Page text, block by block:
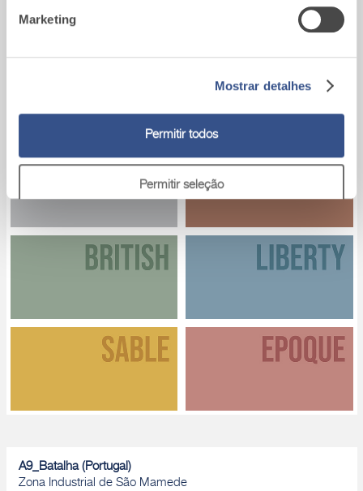
Marketing
Mostrar detalhes
Permitir todos
Permitir seleção
Rejeitar
Tons pastel leves e delicados.
A9_Batalha (Portugal)
Zona Industrial de São Mamede